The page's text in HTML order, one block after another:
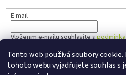
Tento web používá soubory
tohoto webu vyjadřujete souhlas s
E-mail
Vložením e-mailu souhlasíte s
PŘIHLÁSIT SE